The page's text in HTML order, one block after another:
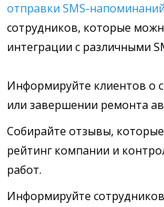
отправки SMS-напоминаний
сотрудников, которые
интеграции с различными
Информируйте клиентов о
или завершении ремонта
Собирайте отзывы,
рейтинг компании и
работ.
Информируйте